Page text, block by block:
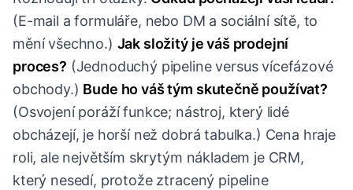
(E-mail a formuláře, nebo DM a sociální sítě, to
mění všechno.) Jak složitý je váš prodejní
proces? (Jednoduchý pipeline versus vícefázové
obchody.) Bude ho váš tým skutečně používat?
(Osvojení poráží funkce; nástroj, který lidé
obcházejí, je horší než dobrá tabulka.) Cena hraje
roli, ale největším skrytým nákladem je CRM,
který nesedí, protože ztracený pipeline